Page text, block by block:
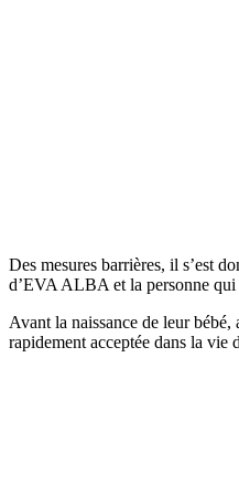
Des mesures barrières, il s’est
d’EVA ALBA et la personne qui
Avant la naissance de leur bébé,
rapidement acceptée dans la vie